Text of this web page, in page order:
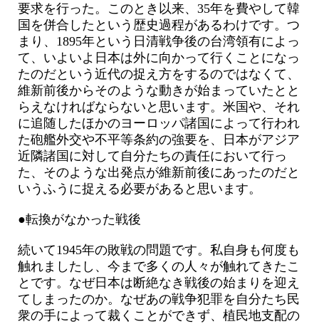
要求を行った。このとき以来、35年を費やして韓
国を併合したという歴史過程があるわけです。つ
まり、1895年という日清戦争後の台湾領有によっ
て、いよいよ日本は外に向かって行くことになっ
たのだという近代の捉え方をするのではなくて、
維新前後からそのような動きが始まっていたとと
らえなければならないと思います。米国や、それ
に追随したほかのヨーロッパ諸国によって行われ
た砲艦外交や不平等条約の強要を、日本がアジア
近隣諸国に対して自分たちの責任において行っ
た、そのような出発点が維新前後にあったのだと
いうふうに捉える必要があると思います。
●転換がなかった戦後
続いて1945年の敗戦の問題です。私自身も何度も
触れましたし、今まで多くの人々が触れてきたこ
とです。なぜ日本は断絶なき戦後の始まりを迎え
てしまったのか。なぜあの戦争犯罪を自分たち民
衆の手によって裁くことができず、植民地支配の